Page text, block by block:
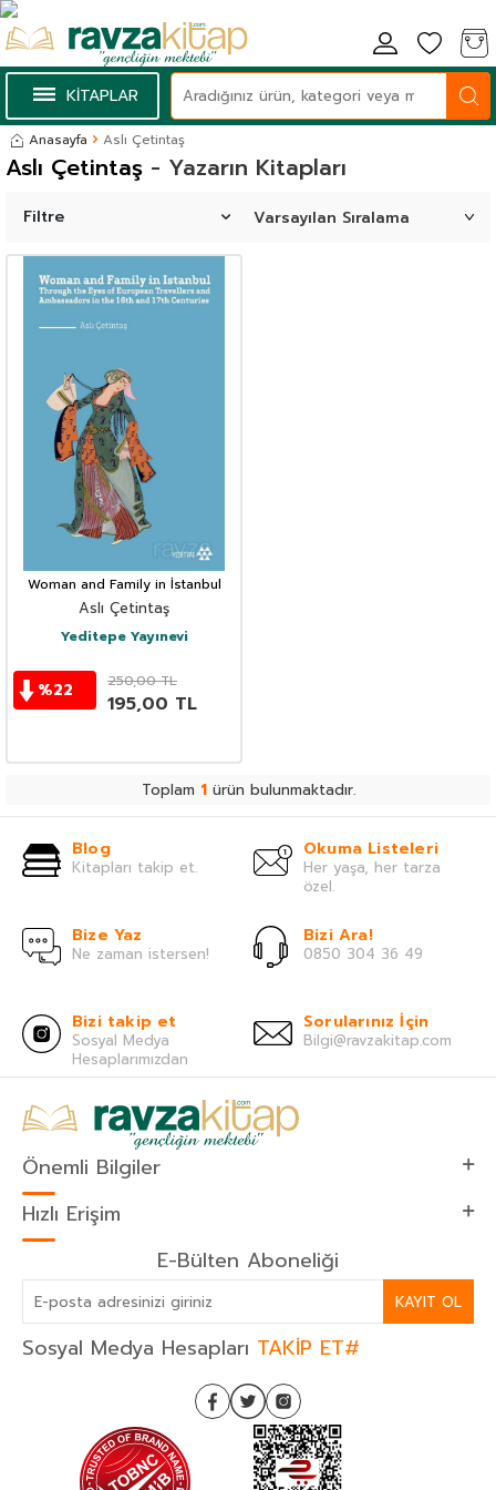
KİTAPLAR
Anasayfa Aslı Çetintaş
- Yazarın Kitapları
Aslı Çetintaş
Filtre
Woman and Family in İstanbul
Aslı Çetintaş
Yeditepe Yayınevi
%22 250,00TL
195,00 TL
Toplam 1ürün bulunmaktadır.
Blog
Kitapları takip et.
Okuma Listeleri
Her yaşa, her tarza
özel.
Bize Yaz
Ne zaman istersen!
Bizi Ara!
0850 304 36 49
Bizi takip et
Sosyal Medya
Hesaplarımızdan
Sorularınız İçin
Bilgi@ravzakitap.com
Önemli Bilgiler
Hızlı Erişim
E-Bülten Aboneliği
KAYIT OL
Sosyal Medya Hesapları TAKİP ET#